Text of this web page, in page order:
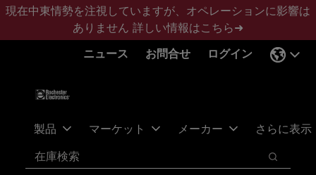
メ
ン
フ
タ
現在中東情勢を注視していますが、オペレーションに影響は
ありません 詳しい情報はこちら➜
ニュース
お問合せ ログイン
製品 マーケット メーカー さらに表示
検索
検索